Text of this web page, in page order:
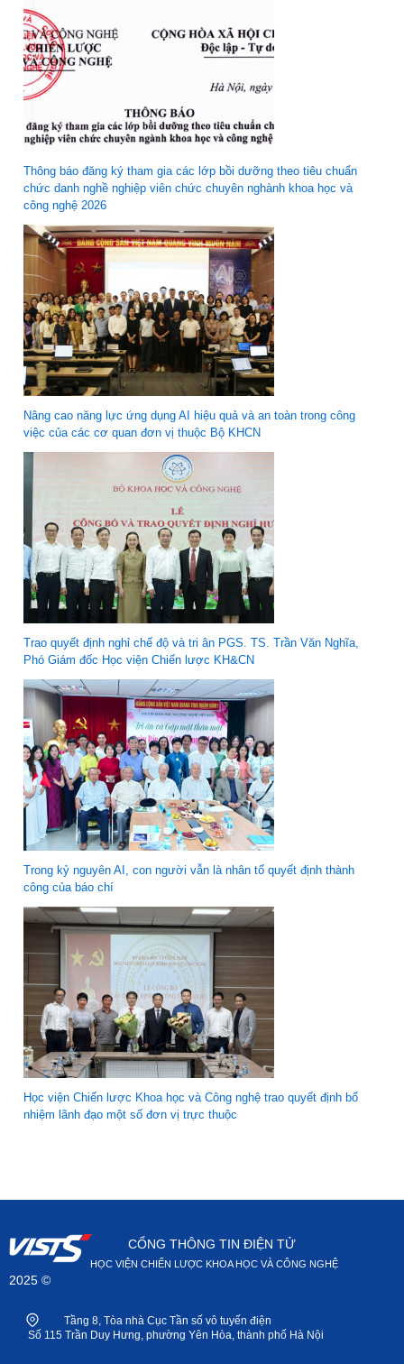
Thông báo đăng ký tham gia các lớp bồi dưỡng theo tiêu chuẩn
chức danh nghề nghiệp viên chức chuyên nghành khoa học và
công nghệ 2026
Nâng cao năng lực ứng dụng AI hiệu quả và an toàn trong công
việc của các cơ quan đơn vị thuộc Bộ KHCN
Trao quyết định nghỉ chế độ và tri ân PGS. TS. Trần Văn Nghĩa,
Phó Giám đốc Học viện Chiến lược KH&CN
Trong kỷ nguyên AI, con người vẫn là nhân tố quyết định thành
công của báo chí
Học viện Chiến lược Khoa học và Công nghệ trao quyết định bổ
nhiệm lãnh đạo một số đơn vị trực thuộc
2025 ©
CỔNG THÔNG TIN ĐIỆN TỬ
HỌC VIỆN CHIẾN LƯỢC KHOA HỌC VÀ CÔNG NGHỆ
Tầng 8, Tòa nhà Cục Tần số vô tuyến điện
Số 115 Trần Duy Hưng, phường Yên Hòa, thành phố Hà Nội